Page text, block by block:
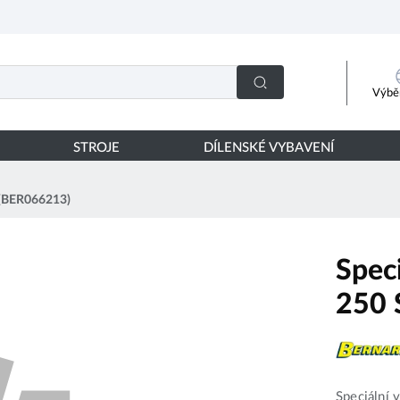
STROJE DÍLENSKÉ VYBAVENÍ
250
Speciální